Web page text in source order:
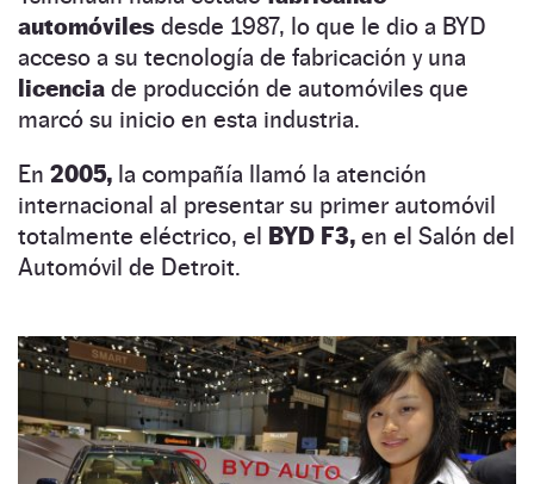
automóviles desde 1987, lo que le dio a BYD
acceso a su tecnología de fabricación y una
licencia de producción de automóviles que
marcó su inicio en esta industria.
En 2005, la compañía llamó la atención
internacional al presentar su primer automóvil
totalmente eléctrico, el BYD F3, en el Salón del
Automóvil de Detroit.